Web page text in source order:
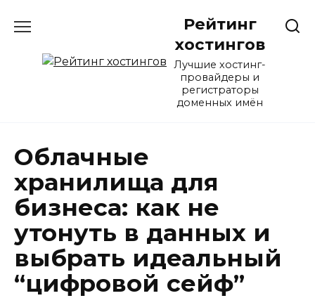
Рейтинг
хостингов
Лучшие хостинг-
провайдеры и
регистраторы
доменных имён
Облачные
хранилища для
бизнеса: как не
утонуть в данных и
выбрать идеальный
“цифровой сейф”